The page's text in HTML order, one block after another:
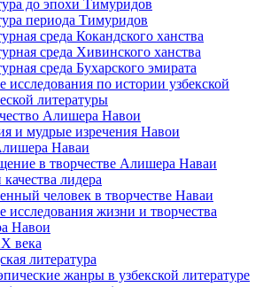
до эпохи Тимуридов
периода Тимуридов
среда Кокандского ханства
среда Хивинского ханства
среда Бухарского эмирата
исследования по истории узбекской
литературы
Алишера Навои
и мудрые изречения Навои
Наваи
в творчестве Алишера Наваи
лидера
человек в творчестве Наваи
исследования жизни и творчества
Навои
века
литература
жанры в узбекской литературе